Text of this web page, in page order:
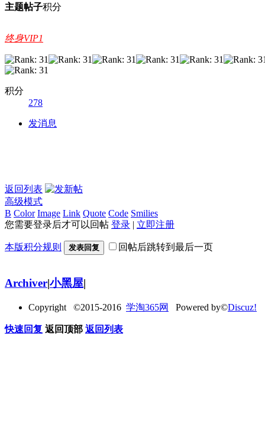
主题帖子积分
终身VIP1
积分
278
发消息
返回列表
高级模式
B Color Image Link Quote Code Smilies
您需要登录后才可以回帖 登录 | 立即注册
本版积分规则 发表回复 回帖后跳转到最后一页
Archiver|小黑屋|
Copyright ©2015-2016 学淘365网 Powered by©Discuz!
快速回复 返回顶部 返回列表